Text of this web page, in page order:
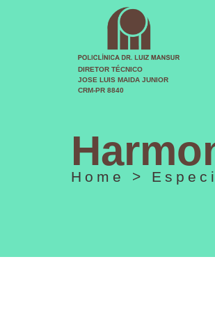
DIRETOR TÉCNICO
JOSE LUIS MAIDA JUNIOR
CRM-PR 8840
Home >